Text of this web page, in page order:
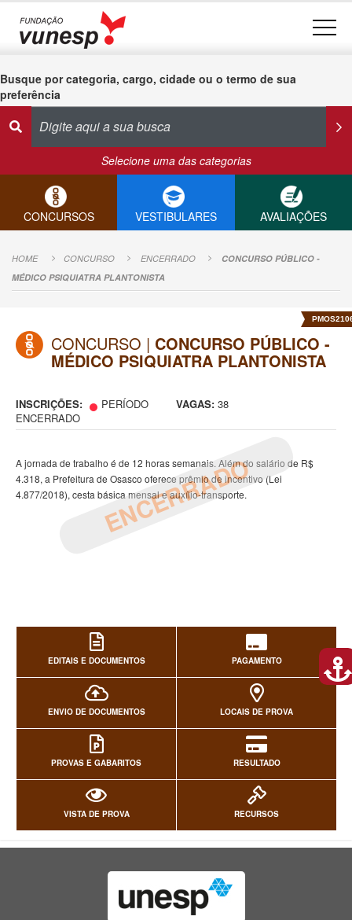
Busque por categoria, cargo, cidade ou o termo de sua
preferência
Selecione uma das categorias
CONCURSOS VESTIBULARES AVALIAÇÕES
HOME CONCURSO ENCERRADO
CONCURSO PÚBLICO -
MÉDICO PSIQUIATRA PLANTONISTA
CONCURSO | CONCURSO PÚBLICO -
MÉDICO PSIQUIATRA PLANTONISTA
INSCRIÇÕES:
PERÍODO
ENCERRADO
VAGAS: 38
ENCERRADO
A jornada de trabalho é de 12 horas semanais. Além do salário de R$
4.318, a Prefeitura de Osasco oferece prêmio de incentivo (Lei
4.877/2018), cesta básica mensal e auxílio-transporte.
EDITAIS E DOCUMENTOS PAGAMENTO
ENVIO DE DOCUMENTOS LOCAIS DE PROVA
PROVAS E GABARITOS RESULTADO
VISTA DE PROVA RECURSOS